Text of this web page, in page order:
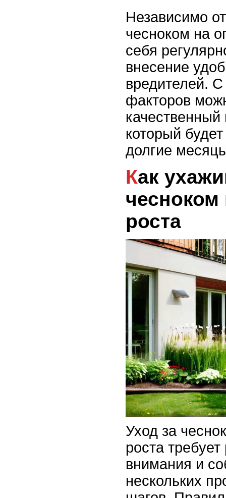
Независимо
чесноком на
себя
внесение
вредителей.
факторов
качественный
который
долгие
Как ухаживать за
чесноком
роста
Уход за
роста требует
внимания и
нескольких